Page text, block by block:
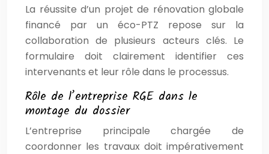
La réussite d’un projet de rénovation globale
financé par un éco-PTZ repose sur la
collaboration de plusieurs acteurs clés. Le
formulaire doit clairement identifier ces
intervenants et leur rôle dans le processus.
Rôle de l’entreprise RGE dans le
montage du dossier
L’entreprise principale chargée de
coordonner les travaux doit impérativement